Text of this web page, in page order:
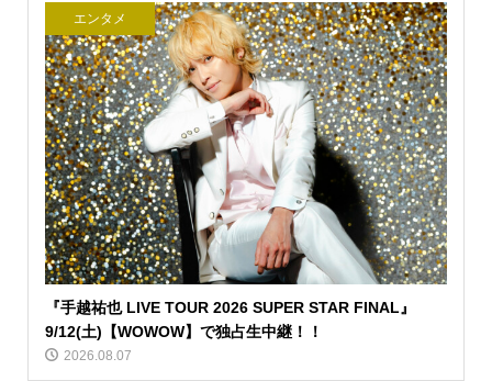
エンタメ
『手越祐也 LIVE TOUR 2026 SUPER STAR FINAL』
9/12(土)【WOWOW】で独占生中継！！
2026.08.07